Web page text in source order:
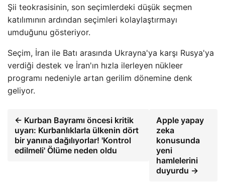
Şii teokrasisinin, son seçimlerdeki düşük seçmen
katılımının ardından seçimleri kolaylaştırmayı
umduğunu gösteriyor.
Seçim, İran ile Batı arasında Ukrayna'ya karşı Rusya'ya
verdiği destek ve İran'ın hızla ilerleyen nükleer
programı nedeniyle artan gerilim dönemine denk
geliyor.
← Kurban Bayramı öncesi kritik
uyarı: Kurbanlıklarla ülkenin dört
bir yanına dağılıyorlar! 'Kontrol
edilmeli' Ölüme neden oldu
Apple yapay
zeka
konusunda
yeni
hamlelerini
duyurdu →